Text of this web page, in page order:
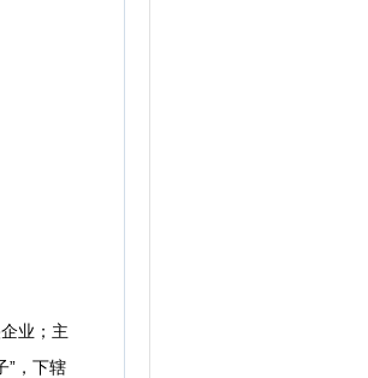
业；主
”，下辖